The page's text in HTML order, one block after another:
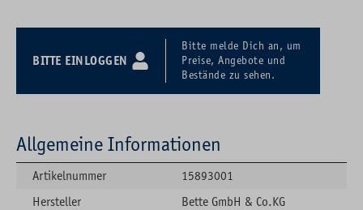
BITTE EINLOGGEN
Bitte melde Dich an, um
Preise, Angebote und
Bestände zu sehen.
Allgemeine Informationen
Artikelnummer
15893001
Hersteller
Bette GmbH & Co.KG